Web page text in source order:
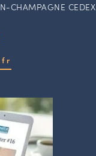
CHAMPAGNE CEDEX